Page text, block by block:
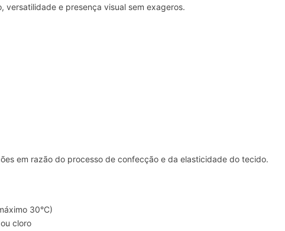
versatilidade e presença visual sem exageros.
em razão do processo de confecção e da elasticidade do tecido.
30°C)
cloro